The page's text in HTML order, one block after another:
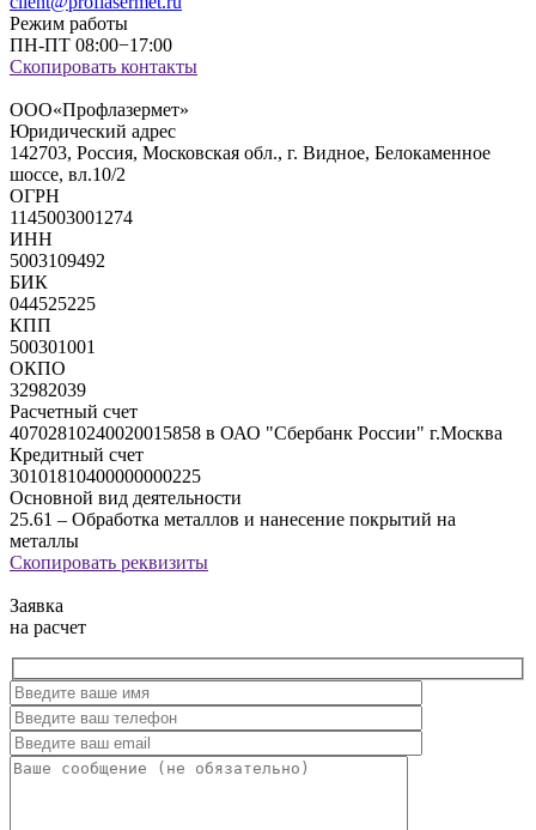
Режим работы
ПН-ПТ 08:00−17:00
Скопировать контакты
ООО«Профлазермет»
Юридический адрес
142703, Россия, Московская обл., г. Видное, Белокаменное
шоссе, вл.10/2
ОГРН
1145003001274
ИНН
5003109492
БИК
044525225
КПП
500301001
ОКПО
32982039
Расчетный счет
40702810240020015858 в ОАО "Сбербанк России" г.Москва
Кредитный счет
30101810400000000225
Основной вид деятельности
25.61 – Обработка металлов и нанесение покрытий на
металлы
Скопировать реквизиты
Заявка
на расчет